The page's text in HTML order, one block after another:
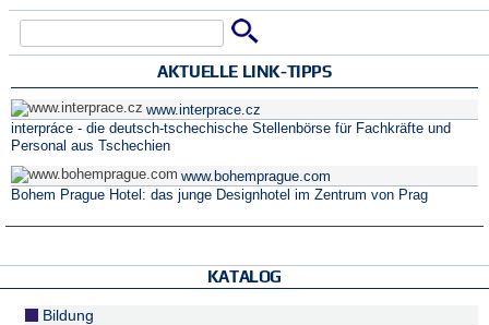
AKTUELLE LINK-TIPPS
www.interprace.cz
interpráce - die deutsch-tschechische Stellenbörse für Fachkräfte und
Personal aus Tschechien
www.bohemprague.com
Bohem Prague Hotel: das junge Designhotel im Zentrum von Prag
KATALOG
Bildung